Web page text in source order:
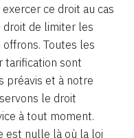
ce droit au cas
droit de limiter les
Toutes les
tarification sont
préavis et à notre
le droit
à tout moment.
est nulle là où la loi